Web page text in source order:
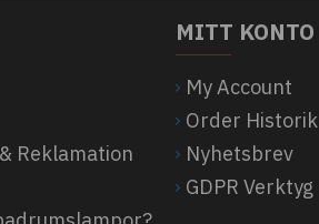
Reklamation
MITT KONTO
My Account
Order Historik
Nyhetsbrev
GDPR Verktyg